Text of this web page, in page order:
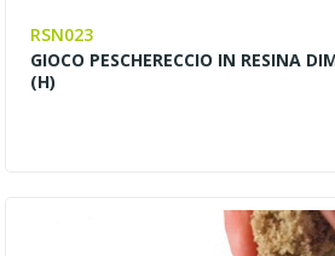
RSN023
GIOCO PESCHERECCIO IN RESINA
(H)